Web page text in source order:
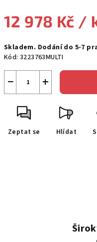
12 978 Kč /
cena:
Skladem. Dodání do 5-7
Kód: 3223763MULTI
+
−
Zeptat se Hlídat